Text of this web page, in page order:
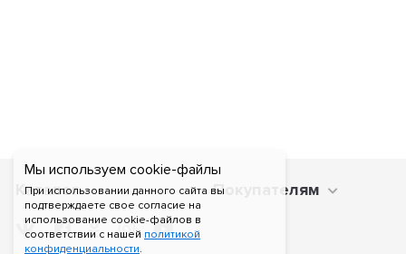
Мы используем cookie-файлы
При использовании данного сайта вы
подтверждаете свое согласие на
использование cookie-файлов в
соответствии с нашей политикой
конфиденциальности.
Каталог Покупателям